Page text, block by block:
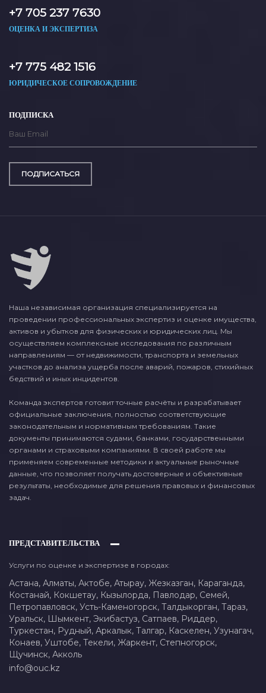
+7 705 237 7630
ОЦЕНКА И ЭКСПЕРТИЗА
+7 775 482 1516
ЮРИДИЧЕСКОЕ СОПРОВОЖДЕНИЕ
ПОДПИСКА
ПОДПИСАТЬСЯ
Наша независимая организация специализируется на
проведении профессиональных экспертиз и оценке имущества,
активов и убытков для физических и юридических лиц. Мы
осуществляем комплексные исследования по различным
направлениям — от недвижимости, транспорта и земельных
участков до анализа ущерба после аварий, пожаров, стихийных
бедствий и иных инцидентов.
Команда экспертов готовит точные расчёты и разрабатывает
официальные заключения, полностью соответствующие
законодательным и нормативным требованиям. Такие
документы принимаются судами, банками, государственными
органами и страховыми компаниями. В своей работе мы
применяем современные методики и актуальные рыночные
данные, что позволяет получать достоверные и объективные
результаты, необходимые для решения правовых и финансовых
задач.
ПРЕДСТАВИТЕЛЬСТВА
Услуги по оценке и экспертизе в городах:
Астана, Алматы, Актобе, Атырау, Жезказган, Караганда,
Костанай, Кокшетау, Кызылорда, Павлодар, Семей,
Петропавловск, Усть-Каменогорск, Талдыкорган, Тараз,
Уральск, Шымкент, Экибастуз, Сатпаев, Риддер,
Туркестан, Рудный, Аркалык, Талгар, Каскелен, Узунагач,
Конаев, Уштобе, Текели, Жаркент, Степногорск,
Щучинск, Акколь
info@ouc.kz